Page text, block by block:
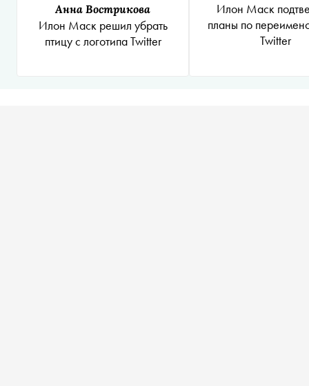
Анна Вострикова
Илон Маск решил убрать
птицу с логотипа Twitter
Илон Маск
планы по
Twitter